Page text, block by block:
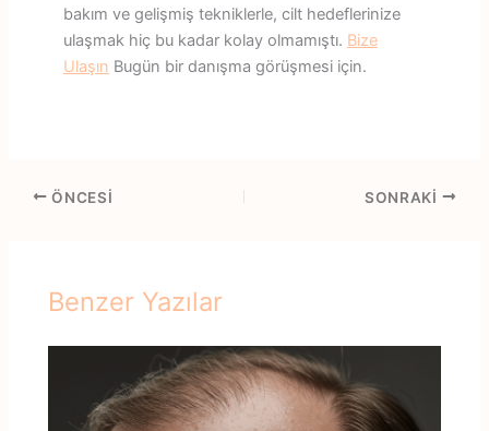
bakım ve gelişmiş tekniklerle, cilt hedeflerinize
ulaşmak hiç bu kadar kolay olmamıştı. Bize
Ulaşın Bugün bir danışma görüşmesi için.
ÖNCESI SONRAKI
Benzer Yazılar